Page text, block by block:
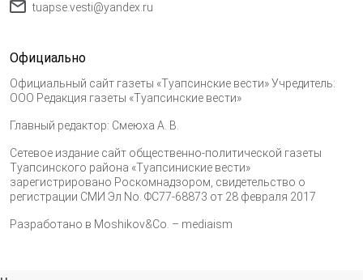
tuapse.vesti@yandex.ru
Официально
Официальный сайт газеты «Туапсинские вести» Учредитель:
ООО Редакция газеты «Туапсинские вести»
Главный редактор: Смеюха А. В.
Сетевое издание сайт общественно-политической газеты
Туапсинского района «Туапсиниские вести»
зарегистрировано Роскомнадзором, свидетельство о
регистрации СМИ Эл No. ФС77-68873 от 28 февраля 2017
Разработано в Moshikov&Co. – mediaism